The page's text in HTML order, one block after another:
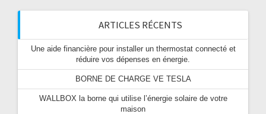
ARTICLES RÉCENTS
Une aide financière pour installer un thermostat connecté et
réduire vos dépenses en énergie.
BORNE DE CHARGE VE TESLA
WALLBOX la borne qui utilise l’énergie solaire de votre
maison